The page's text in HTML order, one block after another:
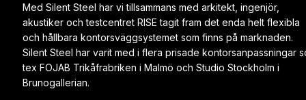
Med Silent Steel har vi tillsammans med arkitekt, ingenjör,
akustiker och testcentret RISE tagit fram det enda helt flexibla
och hållbara kontorsväggsystemet som finns på marknaden.
Silent Steel har varit med i flera prisade kontorsanpassningar
tex FOJAB Trikåfrabriken i Malmö och Studio Stockholm i
Brunogallerian.